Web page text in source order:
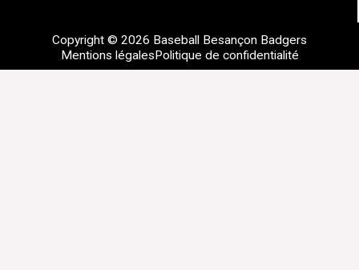
Copyright © 2026 Baseball Besançon Badgers
Mentions légales Politique de confidentialité